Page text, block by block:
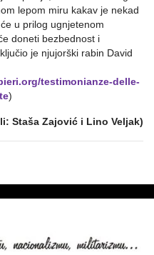
lepom miru kakav je nekad
u prilog ugnjetenom
doneti bezbednost i
je njujorški rabin David
testimonianze-delle-
)
Staša Zajović i Lino Veljak)